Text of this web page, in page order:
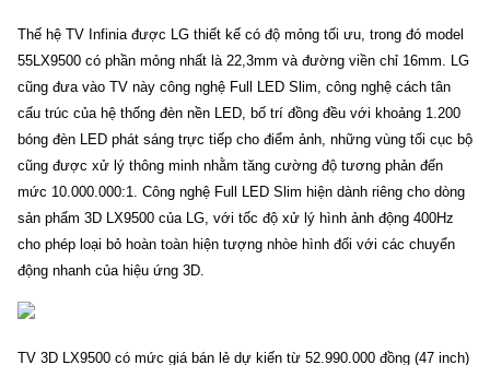
Thế hệ TV Infinia được LG thiết kế có độ mỏng tối ưu, trong đó model
55LX9500 có phần mỏng nhất là 22,3mm và đường viền chỉ 16mm. LG
cũng đưa vào TV này công nghệ Full LED Slim, công nghệ cách tân
cấu trúc của hệ thống đèn nền LED, bố trí đồng đều với khoảng 1.200
bóng đèn LED phát sáng trực tiếp cho điểm ảnh, những vùng tối cục bộ
cũng được xử lý thông minh nhằm tăng cường độ tương phản đến
mức 10.000.000:1. Công nghệ Full LED Slim hiện dành riêng cho dòng
sản phẩm 3D LX9500 của LG, với tốc độ xử lý hình ảnh động 400Hz
cho phép loại bỏ hoàn toàn hiện tượng nhòe hình đối với các chuyển
động nhanh của hiệu ứng 3D.
TV 3D
LX9500 có mức giá bán lẻ dự kiến từ 52.990.000 đồng (47 inch)